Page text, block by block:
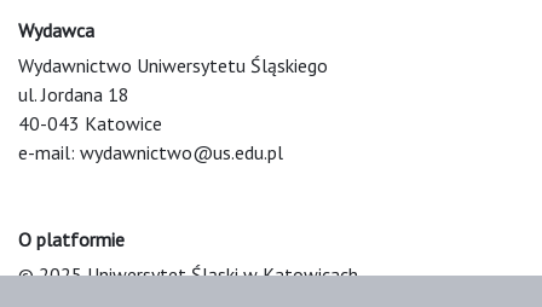
Wydawca
Wydawnictwo Uniwersytetu Śląskiego
ul. Jordana 18
40-043 Katowice
e-mail: wydawnictwo@us.edu.pl
O platformie
© 2025 Uniwersytet Śląski w Katowicach